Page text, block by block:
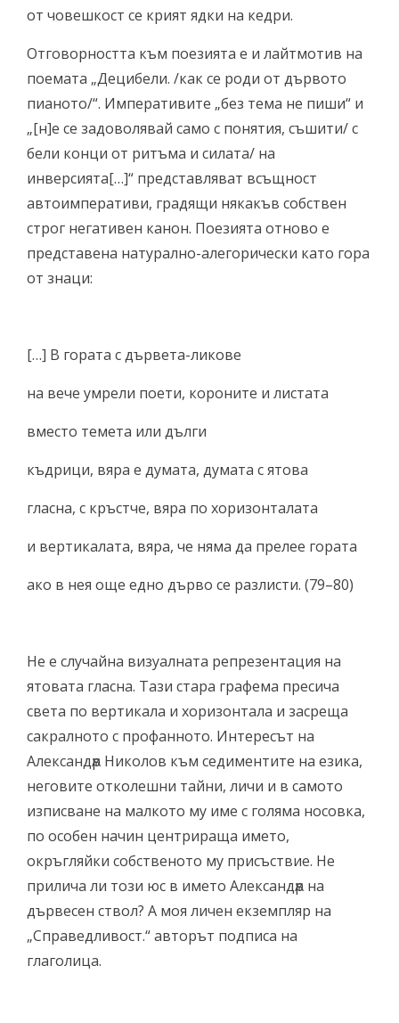
от човешкост се крият ядки на кедри.
Отговорността към поезията е и лайтмотив на
поемата „Децибели. /как се роди от дървото
пианото/“. Императивите „без тема не пиши“ и
„[н]е се задоволявай само с понятия, съшити/ с
бели конци от ритъма и силата/ на
инверсията[…]“ представляват всъщност
автоимперативи, градящи някакъв собствен
строг негативен канон. Поезията отново е
представена натурално-алегорически като гора
от знаци:
[…] В гората с дървета-ликове
на вече умрели поети, короните и листата
вместо темета или дълги
къдрици, вяра е думата, думата с ятова
гласна, с кръстче, вяра по хоризонталата
и вертикалата, вяра, че няма да прелее гората
ако в нея още едно дърво се разлисти. (79–80)
Не е случайна визуалната репрезентация на
ятовата гласна. Тази стара графема пресича
света по вертикала и хоризонтала и засреща
сакралното с профанното. Интересът на
Александѫр Николов към седиментите на езика,
неговите отколешни тайни, личи и в самото
изписване на малкото му име с голяма носовка,
по особен начин центрираща името,
окръгляйки собственото му присъствие. Не
прилича ли този юс в името Александѫр на
дървесен ствол? А моя личен екземпляр на
„Справедливост.“ авторът подписа на
глаголица.